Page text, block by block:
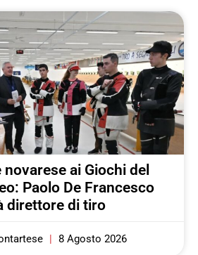
ai Giochi del
Paolo De Francesco
direttore di tiro
8 Agosto 2026